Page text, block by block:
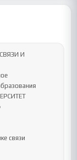
И
связи